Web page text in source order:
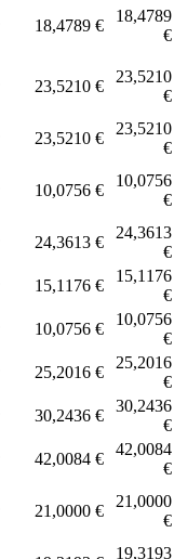
18,4789 €
18,4789
€
23,5210 €
23,5210
€
23,5210 €
23,5210
€
10,0756 €
10,0756
€
24,3613 €
24,3613
€
15,1176 €
15,1176
€
10,0756 €
10,0756
€
25,2016 €
25,2016
€
30,2436 €
30,2436
€
42,0084 €
42,0084
€
21,0000 €
21,0000
€
19,3193